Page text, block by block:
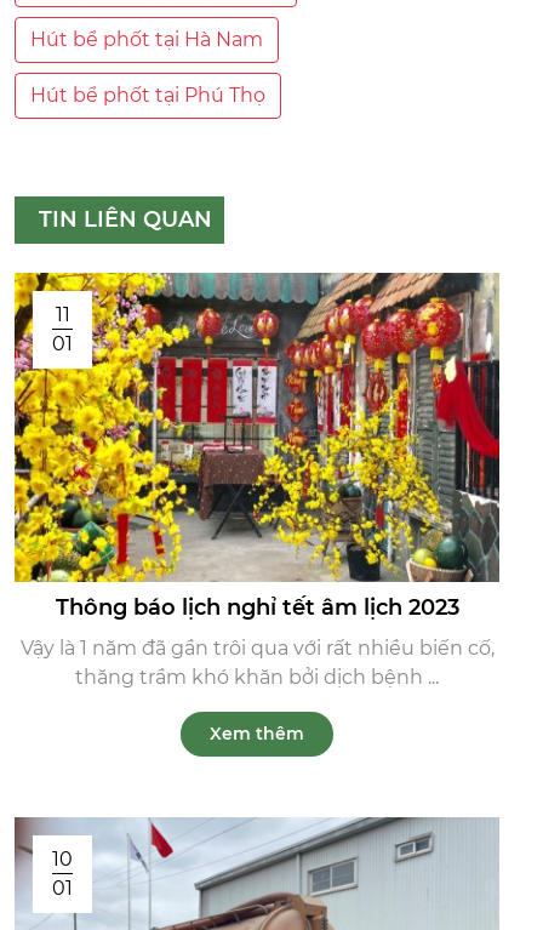
Hút bể phốt tại Hà Nam
Hút bể phốt tại Phú Thọ
TIN LIÊN QUAN
11
01
Thông báo lịch nghỉ tết âm lịch 2023
Vậy là 1 năm đã gần trôi qua với rất nhiều biến cố,
thăng trầm khó khăn bởi dịch bệnh ...
Xem thêm
10
01